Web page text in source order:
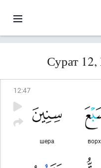
Сурат
12:47
шера